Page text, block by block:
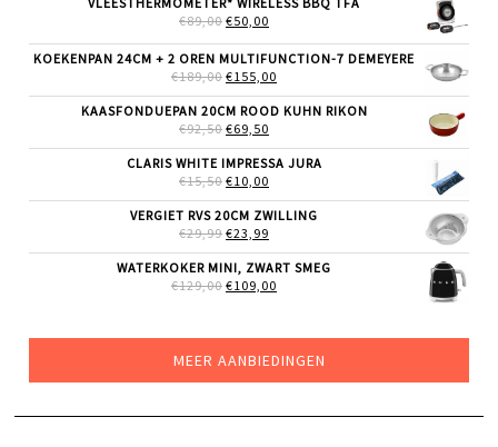
€49,99.
€89,00 OORSPRONKELIJKE
WAS:
€89,00.
€50,00
IS:
€50,00.
KOEKENPAN 24CM + 2 OREN MULTIFUNCTION-7 DEMEYERE
€189,00 OORSPRONKELIJKE
WAS:
€189,00.
€155,00
IS:
KAASFONDUEPAN 20CM ROOD KUHN RIKON
€92,50 OORSPRONKELIJKE
WAS:
€92,50.
€69,50
IS:
CLARIS WHITE IMPRESSA JURA
€15,50 OORSPRONKELIJKE
WAS:
€15,50.
€10,00
IS:
VERGIET RVS 20CM ZWILLING
€29,99 OORSPRONKELIJKE
WAS:
€29,99.
€23,99
IS:
€23,99.
WATERKOKER MINI, ZWART SMEG
€129,00 OORSPRONKELIJKE
€109,00
MEER AANBIEDINGEN